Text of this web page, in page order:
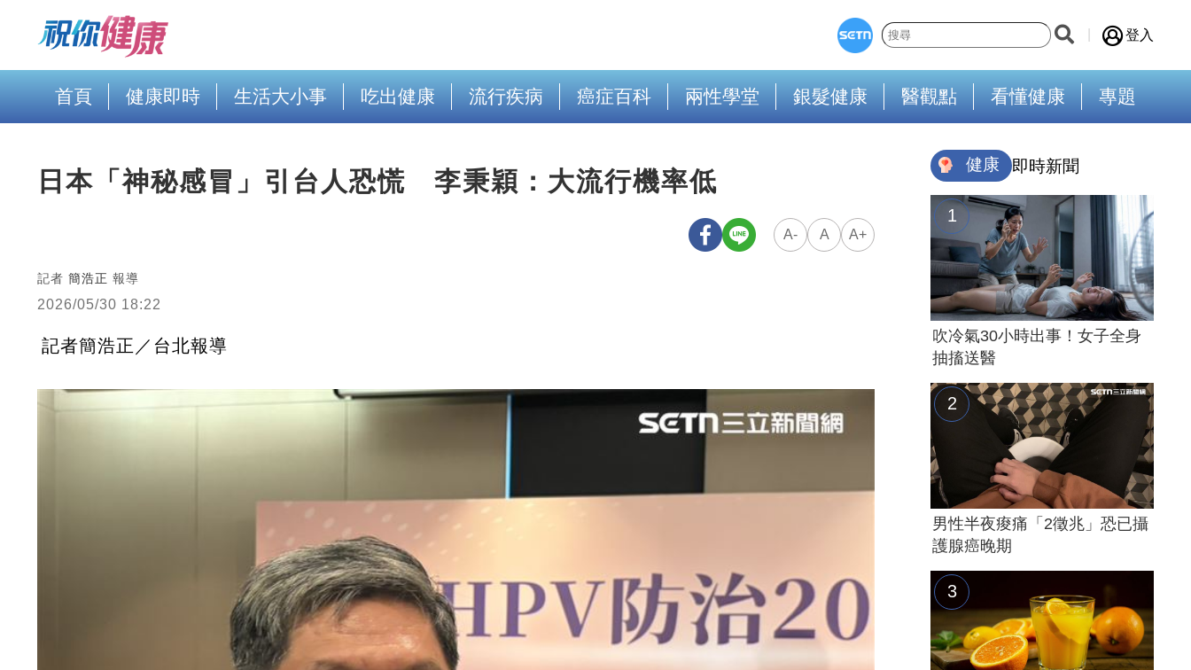
登入
首頁 健康即時 生活大小事 吃出健康 流行疾病 癌症百科 兩性學堂 銀髮健康 醫觀點 看懂健康 專題
日本「神秘感冒」引台人恐慌 李秉穎：大流行機率低
A- A A+
記者 簡浩正 報導
2026/05/30 18:22
記者簡浩正／台北報導
健康 即時新聞
吹冷氣30小時出事！女子全身
抽搐送醫
男性半夜痠痛「2徵兆」恐已攝
護腺癌晚期